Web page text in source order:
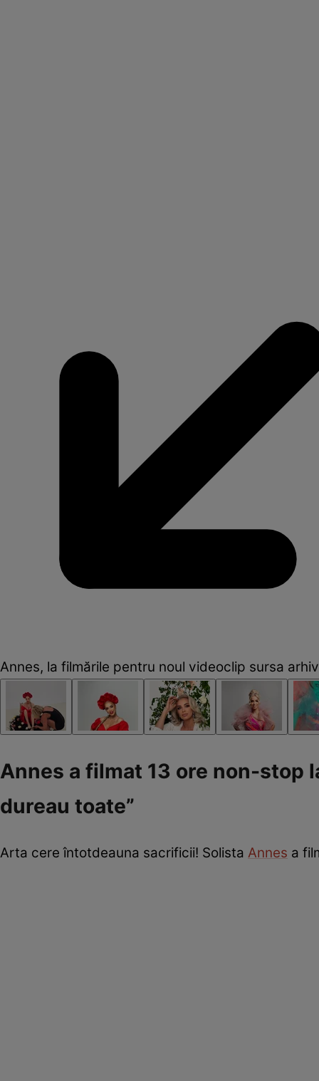
Annes, la filmările pentru noul videoclip sursa
Annes a filmat 13 ore non-stop
dureau toate”
Arta cere întotdeauna sacrificii! Solista Annes a